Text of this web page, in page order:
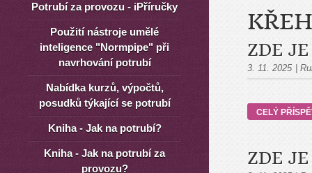
ZDE
3. 11. 2025
CELÝ
ZDE
Potrubí za provozu - iPříručky
Použití nástroje umělé
inteligence "Normpipe" při
navrhování potrubí
Nabídka kurzů, výpočtů,
posudků týkající se potrubí
Kniha - Jak na potrubí?
Kniha - Jak na potrubí za
provozu?